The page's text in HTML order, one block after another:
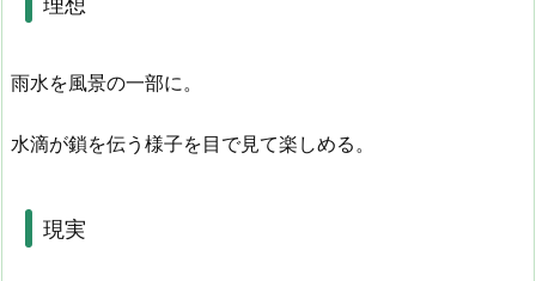
雨水を風景の一部に。
水滴が鎖を伝う様子を目で見て楽しめる。
現実